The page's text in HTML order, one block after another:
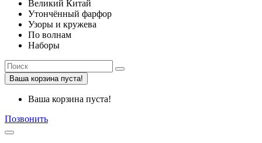
Великий Китай
Утончённый фарфор
Узоры и кружева
По волнам
Наборы
Ваша корзина пуста!
Ваша корзина пуста!
Позвонить